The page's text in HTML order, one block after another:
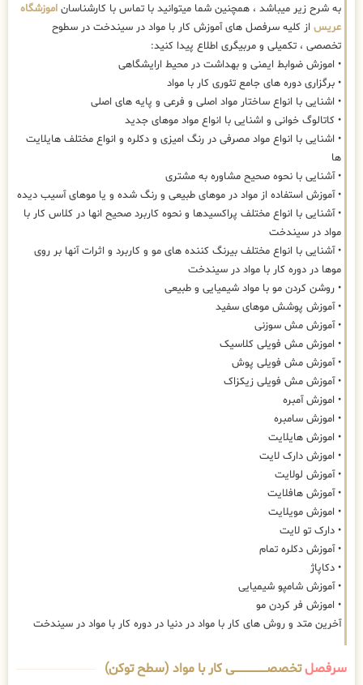
به شرح زیر میباشد ، همچنین شما میتوانید با تماس با کارشناسان اموزشگاه
عریس از کلیه سرفصل های آموزش کار با مواد در سیندخت در سطوح
تخصصی ، تکمیلی و مربیگری اطلاع پیدا کنید:
• اموزش ضوابط ایمنی و بهداشت در محیط ارایشگاهی
• برگزاری دوره های جامع تئوری کار با مواد
• اشنایی با انواع ساختار مواد اصلی و فرعی و پایه های اصلی
• کاتالوگ خوانی و اشنایی با انواع مواد موهای جدید
• اشنایی با انواع مواد مصرفی در رنگ امیزی و دکلره و انواع مختلف هایلایت
ها
• آشنایی با نحوه صحیح مشاوره به مشتری
• آموزش استفاده از مواد در موهای طبیعی و رنگ شده و یا موهای آسیب دیده
• آشنایی با انواع مختلف پراکسیدها و نحوه کاربرد صحیح انها در کلاس کار با
مواد در سیندخت
• آشنایی با انواع مختلف بیرنگ کننده های مو و کاربرد و اثرات آنها بر روی
موها در دوره کار با مواد در سیندخت
• روشن کردن مو با مواد شیمیایی و طبیعی
• آموزش پوشش موهای سفید
• آموزش مش سوزنی
• اموزش مش فویلی کلاسیک
• آموزش مش فویلی پوش
• آموزش مش فویلی زیکزاک
• اموزش آمبره
• اموزش سامبره
• اموزش هایلایت
• اموزش دارک لایت
• آموزش لولایت
• آموزش هافلایت
• اموزش مویلایت
• دارک تو لایت
• آموزش دکلره تمام
• دکاپاژ
• آموزش شامپو شیمیایی
• اموزش فر کردن مو
آخرین متد و روش های کار با مواد در دنیا در دوره کار با مواد در سیندخت
سرفصلتخصصــــــــــــــــــــی کار با مواد (سطح توکن)